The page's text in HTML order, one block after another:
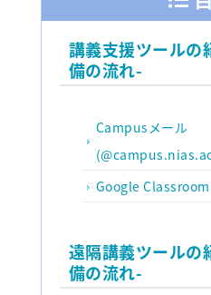
講義支援ツール
備の流れ-
Campusメール
Google Classroom
遠隔講義ツール
備の流れ-